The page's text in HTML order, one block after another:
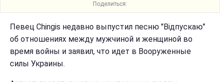
Поделиться:
Певец Chingis недавно выпустил песню "Відпускаю"
об отношениях между мужчиной и женщиной во
время войны и заявил, что идет в Вооруженные
силы Украины.